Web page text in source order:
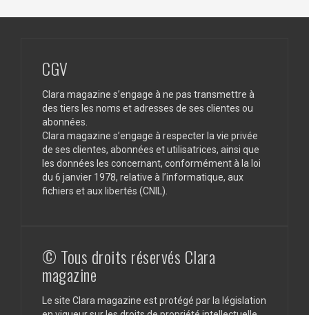
CGV
Clara magazine s’engage à ne pas transmettre à
des tiers les noms et adresses de ses clientes ou
abonnées.
Clara magazine s’engage à respecter la vie privée
de ses clientes, abonnées et utilisatrices, ainsi que
les données les concernant, conformément à la loi
du 6 janvier 1978, relative à l’informatique, aux
fichiers et aux libertés (CNIL).
© Tous droits réservés Clara
magazine
Le site Clara magazine est protégé par la législation